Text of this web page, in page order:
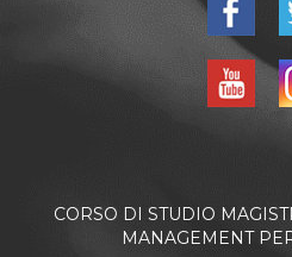
CORSO DI STUDIO
MANAGEMENT